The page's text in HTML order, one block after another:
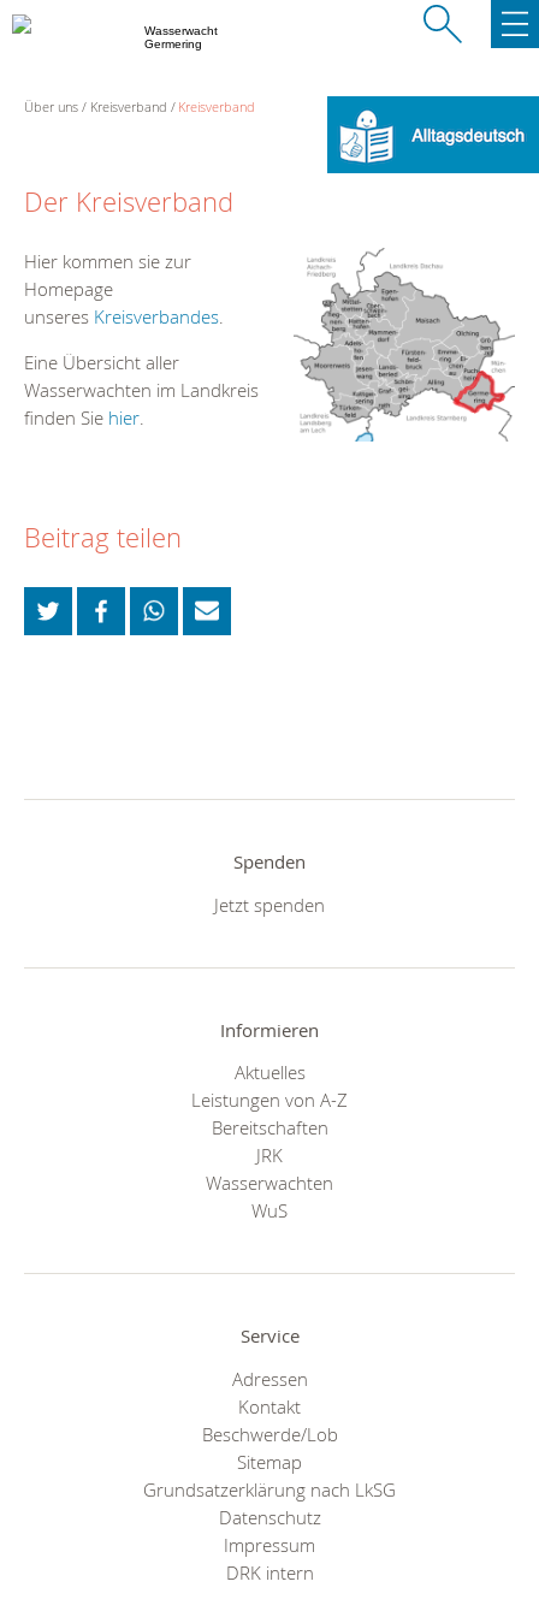
Wasserwacht
Germering
Über uns Kreisverband Kreisverband
Der Kreisverband
Hier kommen sie zur
Homepage
unseres Kreisverbandes.
Eine Übersicht aller
Wasserwachten im Landkreis
finden Sie hier
Beitrag teilen
Spenden
Jetzt spenden
Informieren
Aktuelles
Leistungen von A-Z
Bereitschaften
JRK
Wasserwachten
WuS
Service
Adressen
Kontakt
Beschwerde/Lob
Sitemap
Grundsatzerklärung nach LkSG
Datenschutz
Impressum
DRK intern